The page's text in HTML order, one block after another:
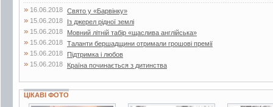
» 16.06.2018 Свято у «Барвінку»
» 15.06.2018 Із джерел рідної землі
» 15.06.2018 Мовний літній табір «щаслива англійська»
» 15.06.2018 Таланти бершадщини отримали грошові премії
» 15.06.2018 Підтримка і любов
» 15.06.2018 Країна починається з дитинства
ЦІКАВІ ФОТО